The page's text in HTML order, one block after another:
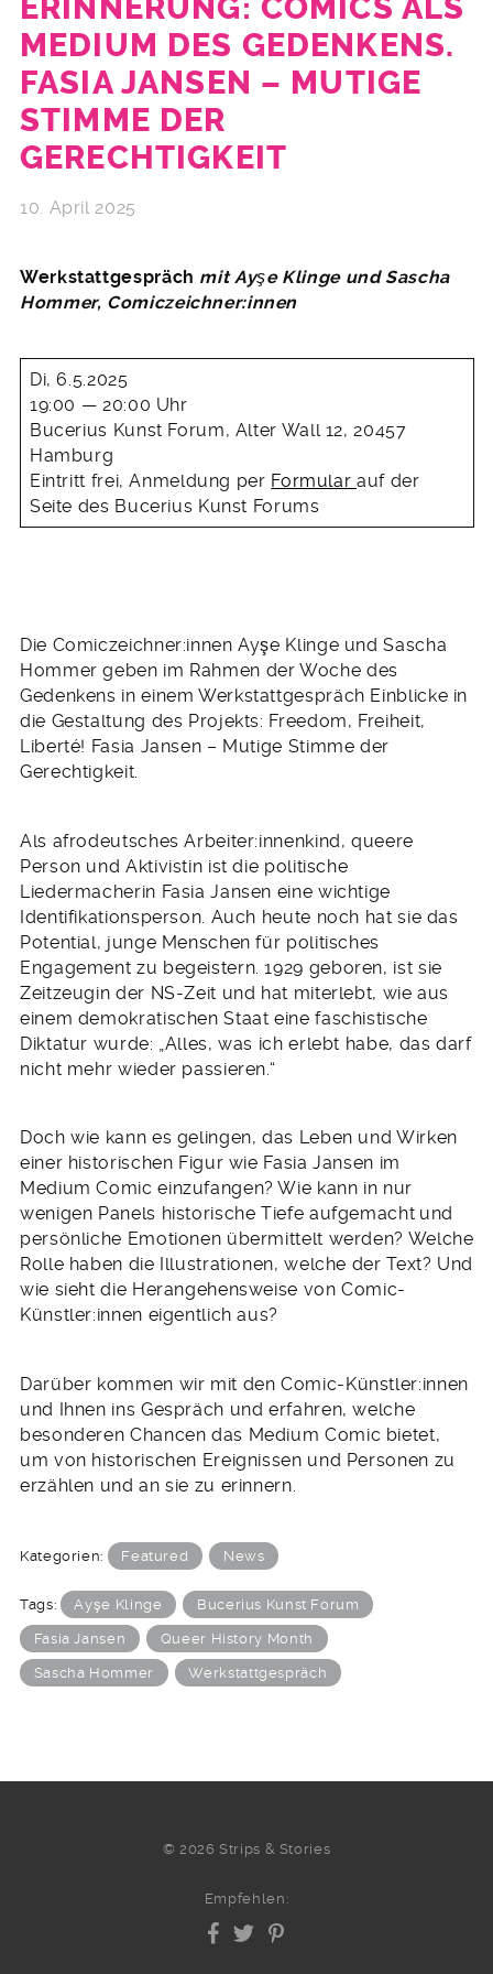
ERINNERUNG: COMICS ALS
MEDIUM DES GEDENKENS.
FASIA JANSEN – MUTIGE
STIMME DER
GERECHTIGKEIT
10. April 2025
Werkstattgespräch mit Ayşe Klinge und Sascha
Hommer, Comiczeichner:innen
Di, 6.5.2025
19:00 — 20:00 Uhr
Bucerius Kunst Forum, Alter Wall 12, 20457
Hamburg
Eintritt frei, Anmeldung per Formular auf der
Seite des Bucerius Kunst Forums
Die Comiczeichner:innen Ayşe Klinge und Sascha
Hommer geben im Rahmen der Woche des
Gedenkens in einem Werkstattgespräch Einblicke in
die Gestaltung des Projekts: Freedom, Freiheit,
Liberté! Fasia Jansen – Mutige Stimme der
Gerechtigkeit.
Als afrodeutsches Arbeiter:innenkind, queere
Person und Aktivistin ist die politische
Liedermacherin Fasia Jansen eine wichtige
Identifikationsperson. Auch heute noch hat sie das
Potential, junge Menschen für politisches
Engagement zu begeistern. 1929 geboren, ist sie
Zeitzeugin der NS-Zeit und hat miterlebt, wie aus
einem demokratischen Staat eine faschistische
Diktatur wurde: „Alles, was ich erlebt habe, das darf
nicht mehr wieder passieren.“
Doch wie kann es gelingen, das Leben und Wirken
einer historischen Figur wie Fasia Jansen im
Medium Comic einzufangen? Wie kann in nur
wenigen Panels historische Tiefe aufgemacht und
persönliche Emotionen übermittelt werden? Welche
Rolle haben die Illustrationen, welche der Text? Und
wie sieht die Herangehensweise von Comic-
Künstler:innen eigentlich aus?
Darüber kommen wir mit den Comic-Künstler:innen
und Ihnen ins Gespräch und erfahren, welche
besonderen Chancen das Medium Comic bietet,
um von historischen Ereignissen und Personen zu
erzählen und an sie zu erinnern.
Kategorien: Featured News
Tags: Ayşe Klinge Bucerius Kunst Forum
Fasia Jansen Queer History Month
Sascha Hommer Werkstattgespräch
© 2026 Strips & Stories
Empfehlen: